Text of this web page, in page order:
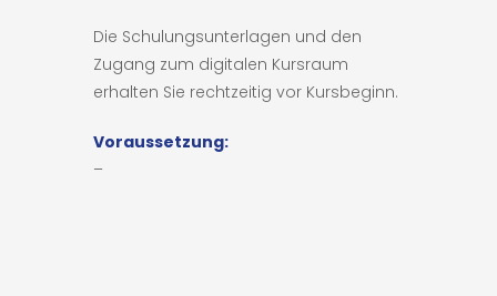
Die Schulungsunterlagen und den
Zugang zum digitalen Kursraum
erhalten Sie rechtzeitig vor Kursbeginn.
Voraussetzung:
–